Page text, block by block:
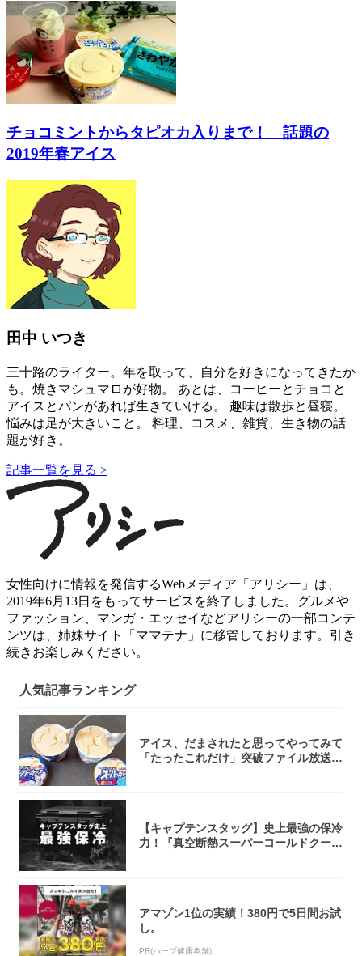
チョコミントからタピオカ入りまで！ 話題の
2019年春アイス
田中 いつき
三十路のライター。年を取って、自分を好きになってきたか
も。焼きマシュマロが好物。 あとは、コーヒーとチョコと
アイスとパンがあれば生きていける。 趣味は散歩と昼寝。
悩みは足が大きいこと。 料理、コスメ、雑貨、生き物の話
題が好き。
記事一覧を見る >
女性向けに情報を発信するWebメディア「アリシー」は、
2019年6月13日をもってサービスを終了しました。グルメや
ファッション、マンガ・エッセイなどアリシーの一部コンテ
ンツは、姉妹サイト「ママテナ」に移管しております。引き
続きお楽しみください。
人気記事ランキング
アイス、だまされたと思ってやってみて
「たったこれだけ」突破ファイル放送で
【キャプテンスタッグ】史上最強の保冷
力！『真空断熱スーパーコールドクーラ
アマゾン1位の実績！380円で5日間お試
し。
PR(ハーブ健康本舗)